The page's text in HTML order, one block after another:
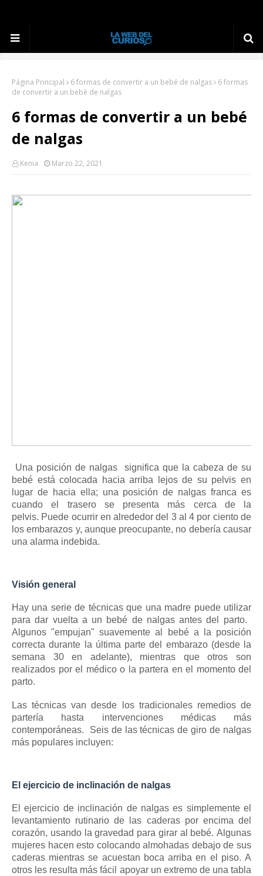
Página Principal 6 formas de convertir a un bebé de nalgas
6 formas
de convertir a un bebé de nalgas
6 formas de convertir a un bebé
de nalgas
Kenia Marzo 22, 2021
Una posición de nalgas significa que la cabeza de su
bebé está colocada hacia arriba lejos de su pelvis en
lugar de hacia ella; una posición de nalgas franca es
cuando el trasero se presenta más cerca de la
pelvis. Puede ocurrir en alrededor del 3 al 4 por ciento de
los embarazos y, aunque preocupante, no debería causar
una alarma indebida.
Visión general
Hay una serie de técnicas que una madre puede utilizar
paradar vuelta a un bebé de nalgasantes del parto.
Algunos "empujan" suavemente al bebé a la posición
correcta durante la última parte del embarazo (desde la
semana 30 en adelante), mientras que otros son
realizados por el médico o la partera en el momento del
parto.
Las técnicas van desde los tradicionales remedios de
partería hasta intervenciones médicas más
contemporáneas. Seis de las técnicas de giro de nalgas
más populares incluyen:
El ejercicio de inclinación de nalgas
El ejercicio de inclinación de nalgas es simplemente el
levantamiento rutinario de las caderas por encima del
corazón, usando la gravedad para girar al bebé. Algunas
mujeres hacen esto colocando almohadas debajo de sus
caderas mientras se acuestan boca arriba en el piso. A
otros les resulta más fácil apoyar un extremo de una tabla